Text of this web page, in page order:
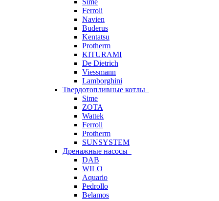
Sime
Ferroli
Navien
Buderus
Kentatsu
Protherm
KITURAMI
De Dietrich
Viessmann
Lamborghini
Твердотопливные котлы
Sime
ZOTA
Wattek
Ferroli
Protherm
SUNSYSTEM
Дренажные насосы
DAB
WILO
Aquario
Pedrollo
Belamos